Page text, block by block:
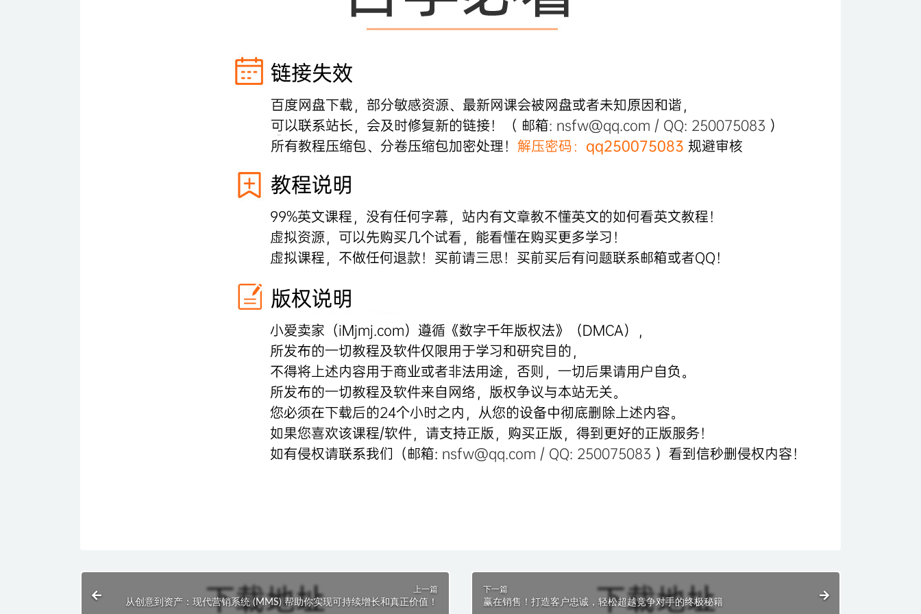
上一篇
从创意到资产：现代营销系统 (MMS) 帮助你实现可持续增长和真正价值！
下一篇
赢在销售！打造客户忠诚，轻松超越竞争对手的终极秘籍